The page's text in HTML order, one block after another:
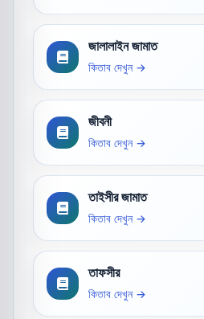
জালালাইন জামাত
কিতাব দেখুন →
জীবনী
কিতাব দেখুন →
তাইসীর জামাত
কিতাব দেখুন →
তাফসীর
কিতাব দেখুন →